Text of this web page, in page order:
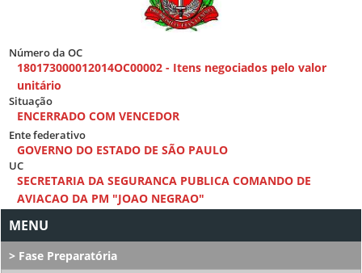
Número da OC
180173000012014OC00002 - Itens negociados pelo valor
unitário
Situação
ENCERRADO COM VENCEDOR
Ente federativo
GOVERNO DO ESTADO DE SÃO PAULO
UC
SECRETARIA DA SEGURANCA PUBLICA COMANDO DE
AVIACAO DA PM "JOAO NEGRAO"
Fase Preparatória